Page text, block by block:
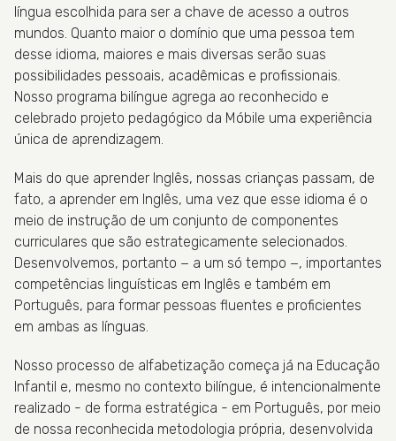
língua escolhida para ser a chave de acesso a outros
mundos. Quanto maior o domínio que uma pessoa tem
desse idioma, maiores e mais diversas serão suas
possibilidades pessoais, acadêmicas e profissionais.
Nosso programa bilíngue agrega ao reconhecido e
celebrado projeto pedagógico da Móbile uma experiência
única de aprendizagem.
Mais do que aprender Inglês, nossas crianças passam, de
fato, a aprender em Inglês, uma vez que esse idioma é o
meio de instrução de um conjunto de componentes
curriculares que são estrategicamente selecionados.
Desenvolvemos, portanto − a um só tempo −, importantes
competências linguísticas em Inglês e também em
Português, para formar pessoas fluentes e proficientes
em ambas as línguas.
Nosso processo de alfabetização começa já na Educação
Infantil e, mesmo no contexto bilíngue, é intencionalmente
realizado - de forma estratégica - em Português, por meio
de nossa reconhecida metodologia própria, desenvolvida